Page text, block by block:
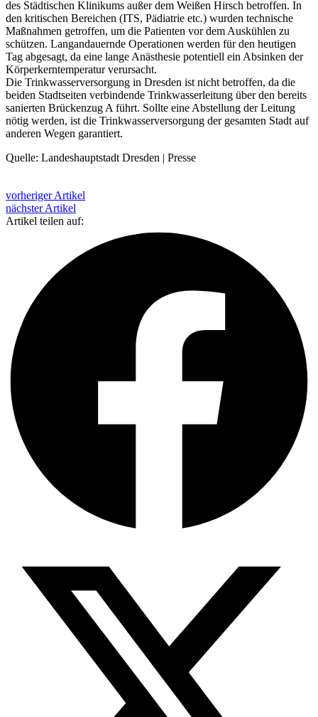
des Städtischen Klinikums außer dem Weißen Hirsch betroffen. In
den kritischen Bereichen (ITS, Pädiatrie etc.) wurden technische
Maßnahmen getroffen, um die Patienten vor dem Auskühlen zu
schützen. Langandauernde Operationen werden für den heutigen
Tag abgesagt, da eine lange Anästhesie potentiell ein Absinken der
Körperkerntemperatur verursacht.
Die Trinkwasserversorgung in Dresden ist nicht betroffen, da die
beiden Stadtseiten verbindende Trinkwasserleitung über den bereits
sanierten Brückenzug A führt. Sollte eine Abstellung der Leitung
nötig werden, ist die Trinkwasserversorgung der gesamten Stadt auf
anderen Wegen garantiert.
Quelle: Landeshauptstadt Dresden | Presse
vorheriger Artikel
nächster Artikel
Artikel teilen auf: